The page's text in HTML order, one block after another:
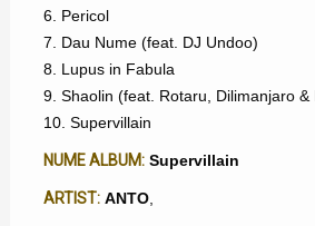
6. Pericol
7. Dau Nume (feat. DJ Undoo)
8. Lupus in Fabula
9. Shaolin (feat. Rotaru, Dilimanjaro
10. Supervillain
NUME ALBUM: Supervillain
ARTIST: ANTO,